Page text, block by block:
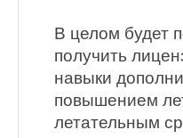
В целом будет
получить
навыки
повышением
летательным